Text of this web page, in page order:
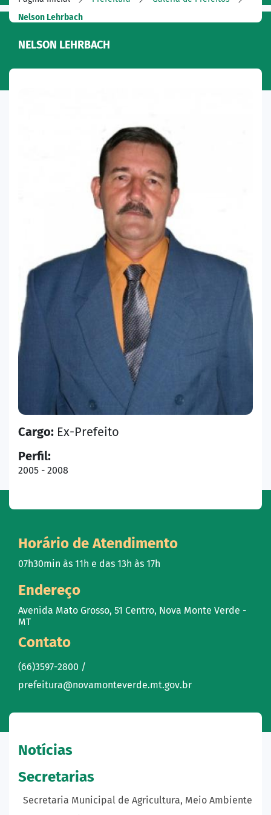
Nelson Lehrbach
NELSON LEHRBACH
Cargo: Ex-Prefeito
Perfil:
2005 - 2008
Horário de Atendimento
07h30min às 11h e das 13h às 17h
Endereço
Avenida Mato Grosso, 51 Centro, Nova Monte Verde -
MT
Contato
(66)3597-2800 /
prefeitura@novamonteverde.mt.gov.br
Notícias
Secretarias
Secretaria Municipal de Agricultura, Meio Ambiente